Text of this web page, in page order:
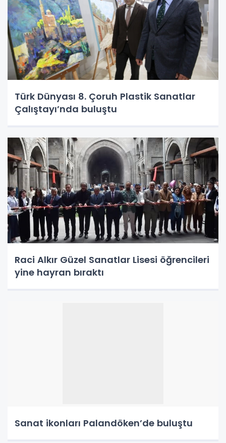
Türk Dünyası 8. Çoruh Plastik Sanatlar
Çalıştayı’nda buluştu
Raci Alkır Güzel Sanatlar Lisesi öğrencileri
yine hayran bıraktı
Sanat ikonları Palandöken’de buluştu